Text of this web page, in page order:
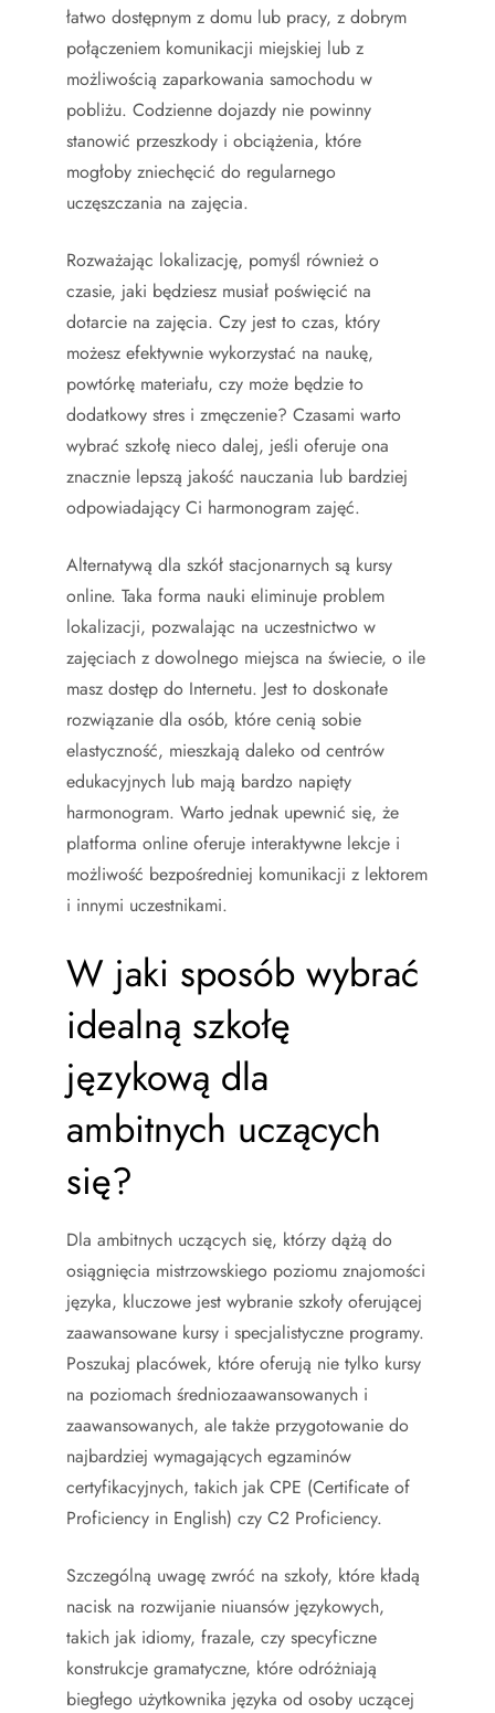
łatwo dostępnym z domu lub pracy, z dobrym
połączeniem komunikacji miejskiej lub z
możliwością zaparkowania samochodu w
pobliżu. Codzienne dojazdy nie powinny
stanowić przeszkody i obciążenia, które
mogłoby zniechęcić do regularnego
uczęszczania na zajęcia.
Rozważając lokalizację, pomyśl również o
czasie, jaki będziesz musiał poświęcić na
dotarcie na zajęcia. Czy jest to czas, który
możesz efektywnie wykorzystać na naukę,
powtórkę materiału, czy może będzie to
dodatkowy stres i zmęczenie? Czasami warto
wybrać szkołę nieco dalej, jeśli oferuje ona
znacznie lepszą jakość nauczania lub bardziej
odpowiadający Ci harmonogram zajęć.
Alternatywą dla szkół stacjonarnych są kursy
online. Taka forma nauki eliminuje problem
lokalizacji, pozwalając na uczestnictwo w
zajęciach z dowolnego miejsca na świecie, o ile
masz dostęp do Internetu. Jest to doskonałe
rozwiązanie dla osób, które cenią sobie
elastyczność, mieszkają daleko od centrów
edukacyjnych lub mają bardzo napięty
harmonogram. Warto jednak upewnić się, że
platforma online oferuje interaktywne lekcje i
możliwość bezpośredniej komunikacji z lektorem
i innymi uczestnikami.
W jaki sposób wybrać
idealną szkołę
językową dla
ambitnych uczących
się?
Dla ambitnych uczących się, którzy dążą do
osiągnięcia mistrzowskiego poziomu znajomości
języka, kluczowe jest wybranie szkoły oferującej
zaawansowane kursy i specjalistyczne programy.
Poszukaj placówek, które oferują nie tylko kursy
na poziomach średniozaawansowanych i
zaawansowanych, ale także przygotowanie do
najbardziej wymagających egzaminów
certyfikacyjnych, takich jak CPE (Certificate of
Proficiency in English) czy C2 Proficiency.
Szczególną uwagę zwróć na szkoły, które kładą
nacisk na rozwijanie niuansów językowych,
takich jak idiomy, frazale, czy specyficzne
konstrukcje gramatyczne, które odróżniają
biegłego użytkownika języka od osoby uczącej